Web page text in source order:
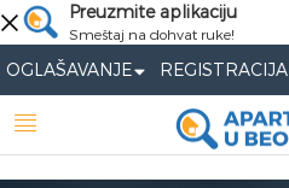
Preuzmite aplikaciju
Smeštaj na dohvat ruke!
OGLAŠAVANJE REGISTRACIJA